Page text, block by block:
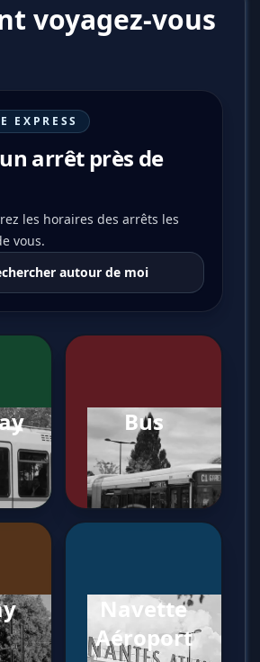
voyagez-vous
EXPRESS
arrêt près de
les horaires des arrêts les
vous.
autour de moi
Bus
Navette
Aéroport